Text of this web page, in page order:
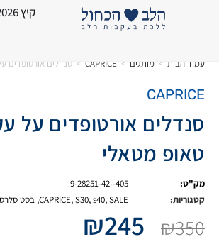
קיץ 2026
עמוד הבית > מותגים >
CAPRICE
> סנדלים אורטופדים
CAPRICE
סנדלים אורטופדים על
טאופ מטאלי
מק"ט:
9-28251-42--405
קטגוריות:
CAPRICE,S30,s40,SALE
, בסט סלרס
₪350
₪245